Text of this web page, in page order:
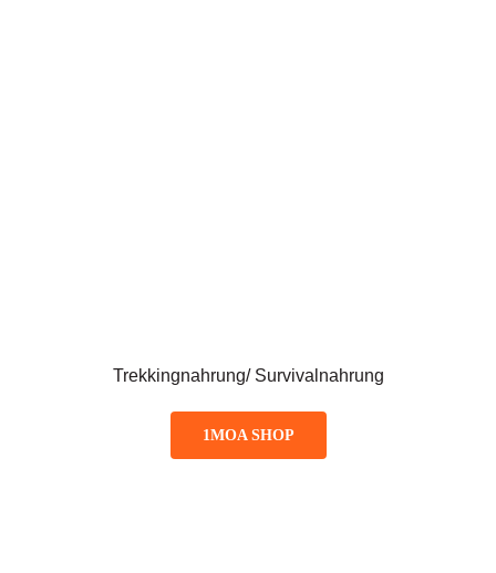
Trekkingnahrung/ Survivalnahrung
1MOA SHOP